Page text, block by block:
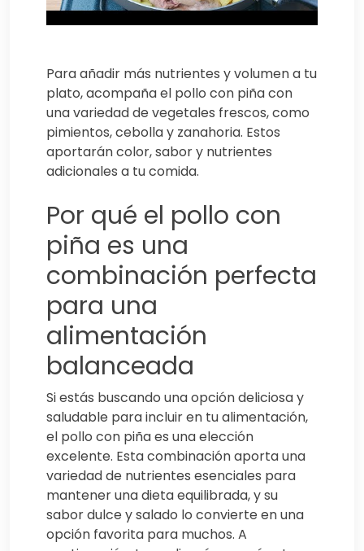
Para añadir más nutrientes y volumen a tu
plato, acompaña el pollo con piña con
una variedad de vegetales frescos, como
pimientos, cebolla y zanahoria. Estos
aportarán color, sabor y nutrientes
adicionales a tu comida.
Por qué el pollo con
piña es una
combinación perfecta
para una
alimentación
balanceada
Si estás buscando una opción deliciosa y
saludable para incluir en tu alimentación,
el pollo con piña es una elección
excelente. Esta combinación aporta una
variedad de nutrientes esenciales para
mantener una dieta equilibrada, y su
sabor dulce y salado lo convierte en una
opción favorita para muchos. A